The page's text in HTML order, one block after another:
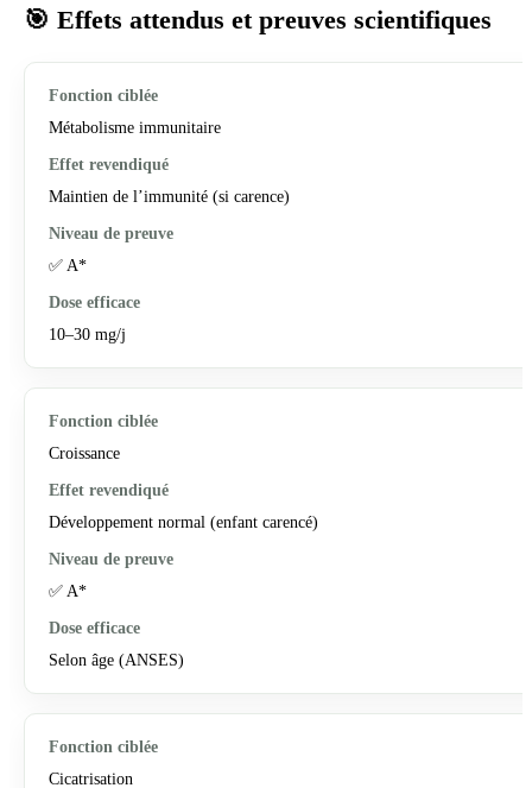
🎯 Effets attendus et preuves scientifiques
Métabolisme immunitaire
Maintien de l’immunité (si carence)
✅ A*
10–30 mg/j
Croissance
Développement normal (enfant carencé)
✅ A*
Selon âge (ANSES)
Cicatrisation